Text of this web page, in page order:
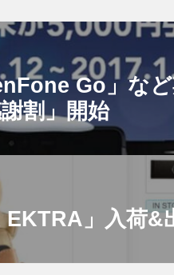
Go」な
割」開始
」入荷&